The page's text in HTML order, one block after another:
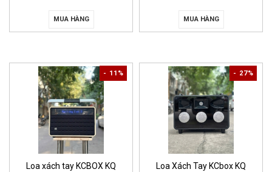
MUA HÀNG MUA HÀNG
- 11%
Loa xách tay KCBOX KQ
- 27%
Loa Xách Tay KCbox KQ